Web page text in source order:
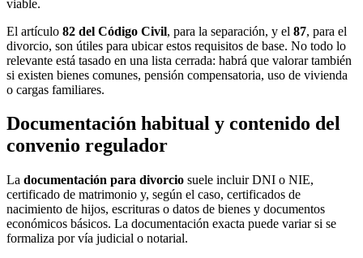
viable.
El artículo 82 del Código Civil, para la separación, y el 87, para el
divorcio, son útiles para ubicar estos requisitos de base. No todo lo
relevante está tasado en una lista cerrada: habrá que valorar también
si existen bienes comunes, pensión compensatoria, uso de vivienda
o cargas familiares.
Documentación habitual y contenido del
convenio regulador
La documentación para divorcio suele incluir DNI o NIE,
certificado de matrimonio y, según el caso, certificados de
nacimiento de hijos, escrituras o datos de bienes y documentos
económicos básicos. La documentación exacta puede variar si se
formaliza por vía judicial o notarial.